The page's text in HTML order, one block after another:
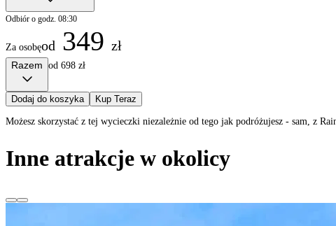
Odbiór o godz. 08:30
Za osobęod 349 zł
Razem od 698 zł
Dodaj do koszyka Kup Teraz
Możesz skorzystać z tej wycieczki niezależnie od tego jak podróżujesz - sam, z
Inne atrakcje w okolicy